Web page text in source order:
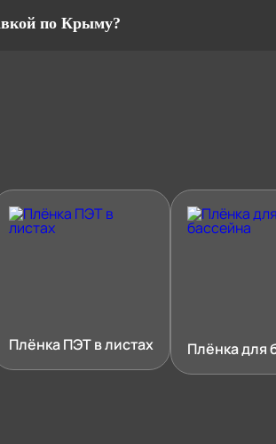
по Крыму?
Плёнка ПЭТ в листах
Плёнка для